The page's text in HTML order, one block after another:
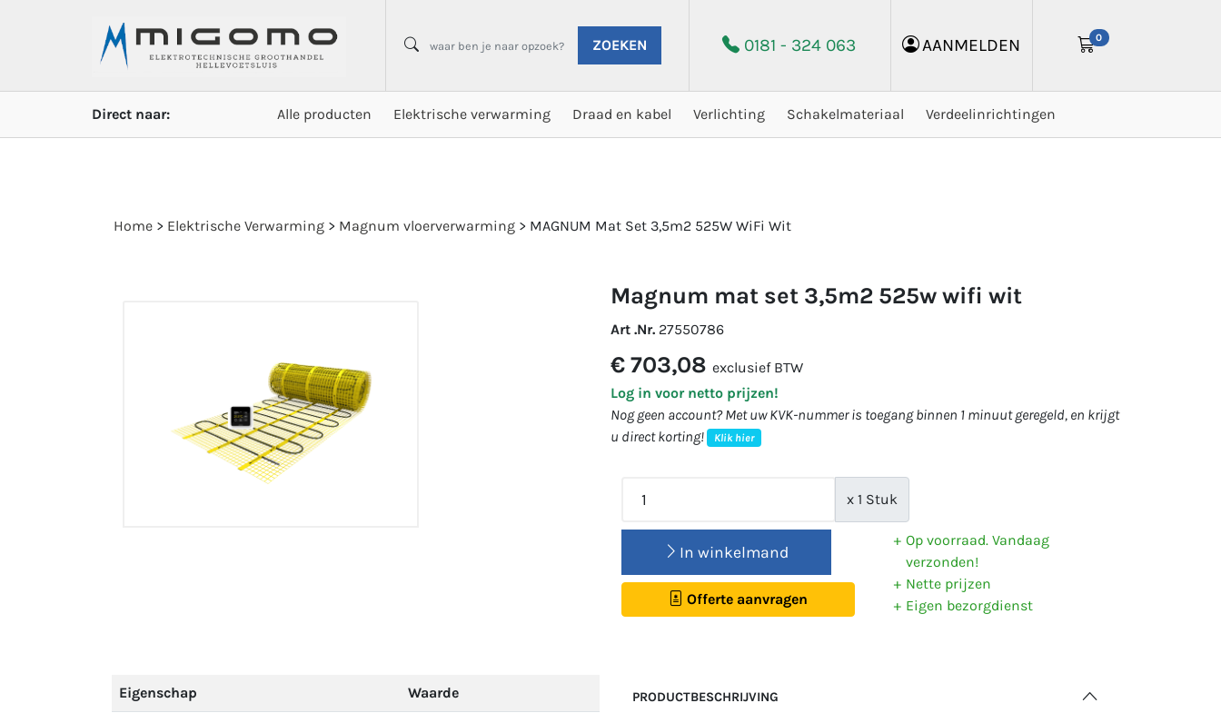
ZOEKEN 0181 - 324 063 AANMELDEN 0
Direct naar: Alle producten Elektrische verwarming Draad en kabel Verlichting Schakelmateriaal Verdeelinrichtingen
Home > Elektrische Verwarming > Magnum vloerverwarming > MAGNUM Mat Set 3,5m2 525W WiFi Wit
magnum mat set 3,5m2 525w wifi wit
Art .Nr. 27550786
€ 703,08 exclusief BTW
Log in voor netto prijzen!
Nog geen account? Met uw KVK-nummer is toegang binnen 1 minuut geregeld, en krijgt
u direct korting!
Klik hier
x 1 Stuk
In winkelmand
Offerte aanvragen
Op voorraad. Vandaag
verzonden!
Nette prijzen
Eigen bezorgdienst
Eigenschap Waarde PRODUCTBESCHRIJVING